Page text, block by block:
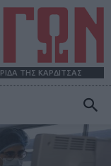
ΤΗΣ ΚΑΡΔΙΤΣΑΣ